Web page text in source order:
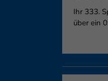
Ihr 333.
über ein